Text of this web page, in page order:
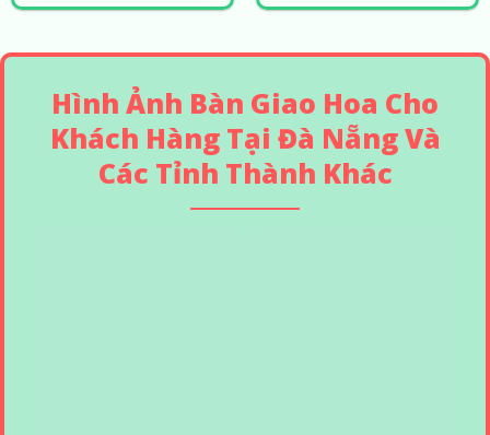
Hình Ảnh Bàn Giao Hoa Cho
Khách Hàng Tại Đà Nẵng Và
Các Tỉnh Thành Khác